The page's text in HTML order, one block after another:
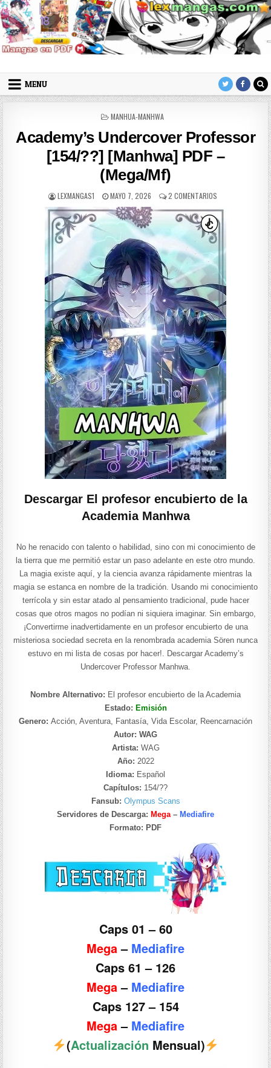
Skip to content
LexMangas
MENU
POSTED IN
MANHUA-MANHWA
Academy’s Undercover Professor
[154/??] [Manhwa] PDF –
(Mega/Mf)
AUTHOR:
LEXMANGAS1 PUBLISHED DATE:
MAYO 7, 2026 2 COMENTARIOSEN ACADEMY’S
Descargar El profesor encubierto de la
Academia Manhwa
No he renacido con talento o habilidad, sino con mi conocimiento de
la tierra que me permitió estar un paso adelante en este otro mundo.
La magia existe aquí, y la ciencia avanza rápidamente mientras la
magia se estanca en nombre de la tradición. Usando mi conocimiento
terrícola y sin estar atado al pensamiento tradicional, pude hacer
cosas que otros magos no podían ni siquiera imaginar. Sin embargo,
¡Convertirme inadvertidamente en un profesor encubierto de una
misteriosa sociedad secreta en la renombrada academia Sören nunca
estuvo en mi lista de cosas por hacer!. Descargar Academy’s
Undercover Professor Manhwa.
Nombre Alternativo: El profesor encubierto de la Academia
Estado: Emisión
Genero: Acción, Aventura, Fantasía, Vida Escolar, Reencarnación
Autor: WAG
Artista: WAG
Año: 2022
Idioma: Español
Capítulos: 154/??
Fansub: Olympus Scans
Servidores de Descarga: Mega – Mediafire
Formato: PDF
Caps 01 – 60
Mega – Mediafire
Caps 61 – 126
Mega – Mediafire
Caps 127 – 154
Mega – Mediafire
(Actualización Mensual)